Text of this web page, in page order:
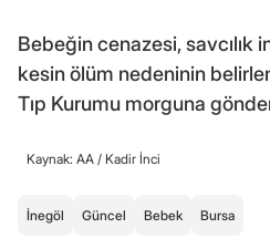
Bebeğin cenazesi, savcılık
kesin ölüm nedeninin
Tıp Kurumu morguna
Kaynak: AA / Kadir İnci
İnegöl Güncel Bebek Bursa